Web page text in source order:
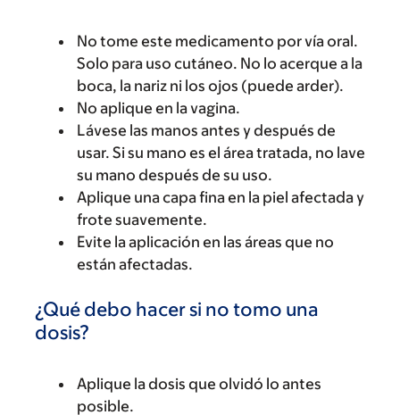
No tome este medicamento por vía oral.
Solo para uso cutáneo. No lo acerque a la
boca, la nariz ni los ojos (puede arder).
No aplique en la vagina.
Lávese las manos antes y después de
usar. Si su mano es el área tratada, no lave
su mano después de su uso.
Aplique una capa fina en la piel afectada y
frote suavemente.
Evite la aplicación en las áreas que no
están afectadas.
¿Qué debo hacer si no tomo una
dosis?
Aplique la dosis que olvidó lo antes
posible.